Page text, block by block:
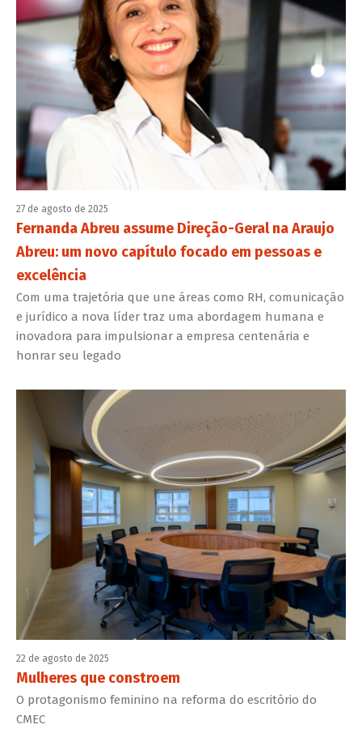
27 de agosto de 2025
Fernanda Abreu assume Direção-Geral na Araujo
Abreu: um novo capítulo focado em pessoas e
excelência
Com uma trajetória que une áreas como RH, comunicação
e jurídico a nova líder traz uma abordagem humana e
inovadora para impulsionar a empresa centenária e
honrar seu legado
22 de agosto de 2025
Mulheres que constroem
O protagonismo feminino na reforma do escritório do
CMEC